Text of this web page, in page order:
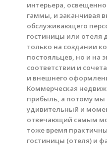
интерьера,
гаммы, и заканчивая
обслуживающего
гостиницы или отеля
только на создании
постояльцев, но и на
соответствии и
и внешнего
Коммерческая
прибыль, а потому мы
удивительный и
отвечающий самым
тоже время
гостиницы (отеля) и